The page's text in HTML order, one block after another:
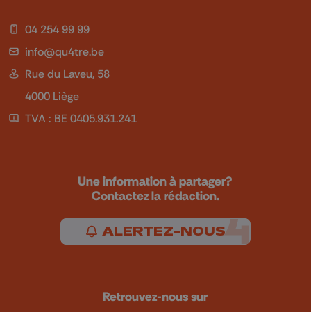
04 254 99 99
info@qu4tre.be
Rue du Laveu, 58
4000 Liège
TVA : BE 0405.931.241
Une information à partager?
Contactez la rédaction.
ALERTEZ-NOUS
Retrouvez-nous sur